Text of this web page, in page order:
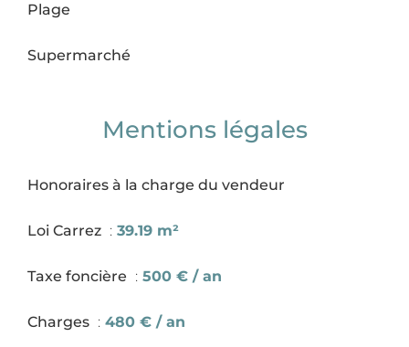
Plage
Supermarché
Mentions légales
Honoraires à la charge du vendeur
Loi Carrez 39.19 m²
Taxe foncière 500 € / an
Charges 480 € / an